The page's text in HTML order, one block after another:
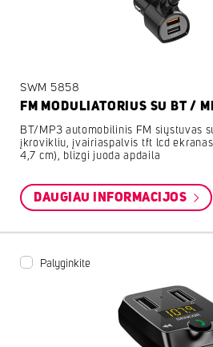
SWM 5858
FM MODULIATORIUS SU BT /
BT/MP3 automobilinis FM siųstuvas
įkrovikliu, įvairiaspalvis tft lcd
4,7 cm), blizgi juoda apdaila
DAUGIAU INFORMACIJOS
Palyginkite